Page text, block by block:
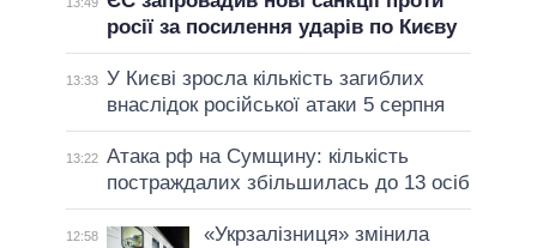
росії за посилення ударів по Києву
13:33 У Києві зросла кількість загиблих
внаслідок російської атаки 5 серпня
13:22 Атака рф на Сумщину: кількість
постраждалих збільшилась до 13 осіб
12:58
«Укрзалізниця» змінила